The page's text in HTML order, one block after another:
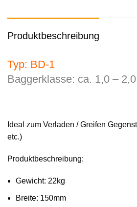
Produktbeschreibung
Typ: BD-1
Baggerklasse: ca. 1,0 –
Ideal zum Verladen / Greifen
etc.)
Produktbeschreibung:
Gewicht: 22kg
Breite: 150mm